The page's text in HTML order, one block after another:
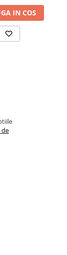
came
IN COS
de